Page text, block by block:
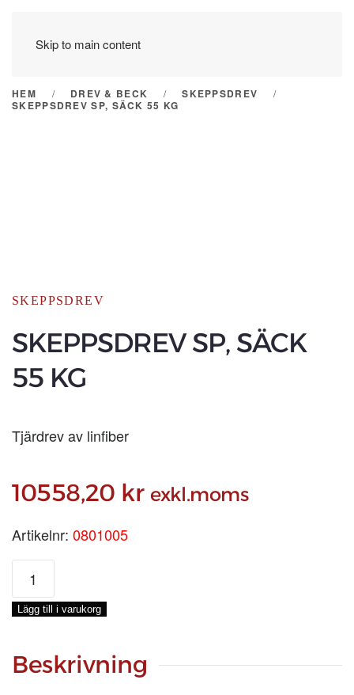
Skip to main content
HEM DREV & BECK
SKEPPSDREV
SKEPPSDREV SP, SÄCK 55 KG
SKEPPSDREV
SKEPPSDREV SP, SÄCK
55 KG
Tjärdrev av linfiber
10558,20 kr exkl.moms
Artikelnr: 0801005
SKEPPSDREV
SÄCK
55
mängd
Lägg till i varukorg
Beskrivning